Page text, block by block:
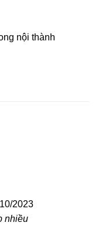
nội thành
2023
nhiều